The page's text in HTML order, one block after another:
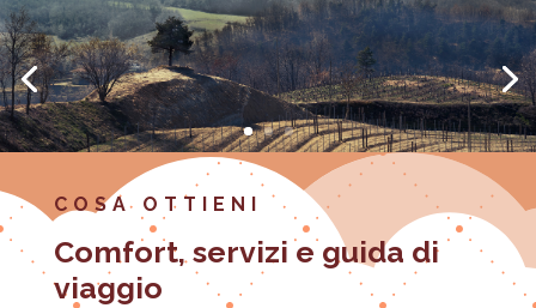
COSA OTTIENI
Comfort, servizi e guida di
viaggio